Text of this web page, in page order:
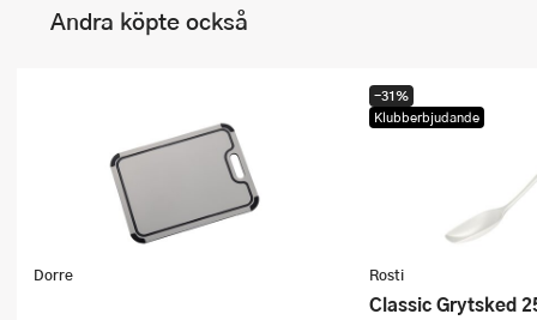
Andra köpte också
Dorre Rosti
Classic Grytsked
-31%
Klubberbjudande